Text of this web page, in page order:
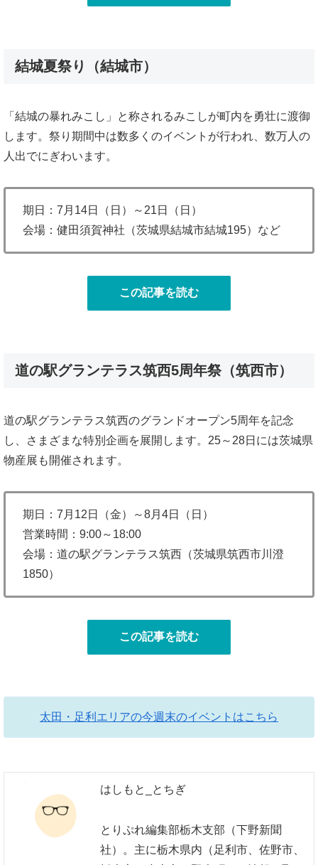
結城夏祭り（結城市）
「結城の暴れみこし」と称されるみこしが町内を勇壮に渡御
します。祭り期間中は数多くのイベントが行われ、数万人の
人出でにぎわいます。
期日：7月14日（日）～21日（日）
会場：健田須賀神社（茨城県結城市結城195）など
この記事を読む
道の駅グランテラス筑西5周年祭（筑西市）
道の駅グランテラス筑西のグランドオープン5周年を記念
し、さまざまな特別企画を展開します。25～28日には茨城県
物産展も開催されます。
期日：7月12日（金）～8月4日（日）
営業時間：9:00～18:00
会場：道の駅グランテラス筑西（茨城県筑西市川澄
1850）
この記事を読む
太田・足利エリアの今週末のイベントはこちら
はしもと_とちぎ
とりぷれ編集部栃木支部（下野新聞
社）。主に栃木県内（足利市、佐野市、